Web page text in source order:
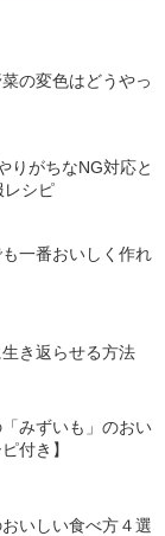
の変色はどうやっ
りがちなNG対応と
レシピ
一番おいしく作れ
き返らせる方法
みずいも」のおい
付き】
いしい食べ方４選